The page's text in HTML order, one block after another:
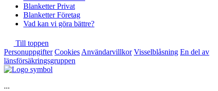
Blanketter Privat
Blanketter Företag
Vad kan vi göra bättre?
Till toppen
Personuppgifter Cookies Användarvillkor Visselblåsning En del av
länsförsäkringsgruppen
...